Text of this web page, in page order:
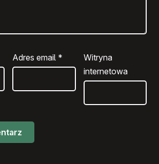
Adres email *
Witryna
internetowa